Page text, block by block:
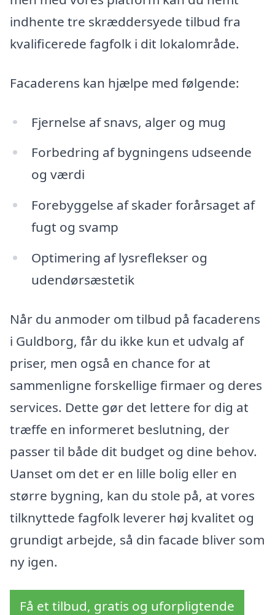
indhente tre skræddersyede tilbud fra
kvalificerede fagfolk i dit lokalområde.
Facaderens kan hjælpe med følgende:
Fjernelse af snavs, alger og mug
Forbedring af bygningens udseende
og værdi
Forebyggelse af skader forårsaget af
fugt og svamp
Optimering af lysreflekser og
udendørsæstetik
Når du anmoder om tilbud på facaderens
i Guldborg, får du ikke kun et udvalg af
priser, men også en chance for at
sammenligne forskellige firmaer og deres
services. Dette gør det lettere for dig at
træffe en informeret beslutning, der
passer til både dit budget og dine behov.
Uanset om det er en lille bolig eller en
større bygning, kan du stole på, at vores
tilknyttede fagfolk leverer høj kvalitet og
grundigt arbejde, så din facade bliver som
ny igen.
Få et tilbud, gratis og uforpligtende